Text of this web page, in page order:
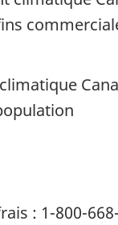
: 1-800-